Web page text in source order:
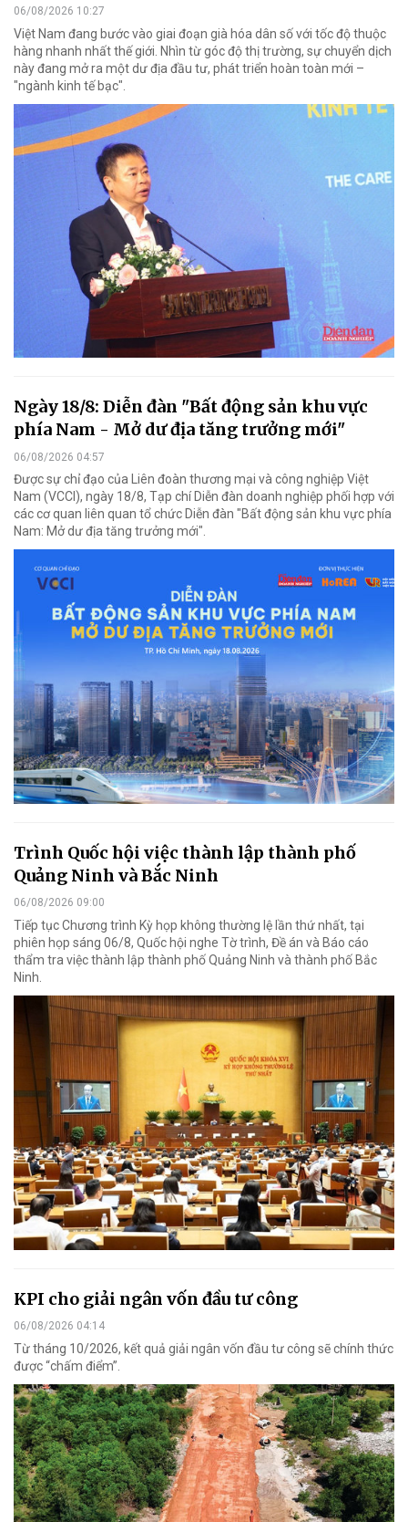
06/08/2026 10:27
Việt Nam đang bước vào giai đoạn già hóa dân số với tốc độ thuộc
hàng nhanh nhất thế giới. Nhìn từ góc độ thị trường, sự chuyển dịch
này đang mở ra một dư địa đầu tư, phát triển hoàn toàn mới –
"ngành kinh tế bạc".
Ngày 18/8: Diễn đàn "Bất động sản khu vực
phía Nam - Mở dư địa tăng trưởng mới"
06/08/2026 04:57
Được sự chỉ đạo của Liên đoàn thương mại và công nghiệp Việt
Nam (VCCI), ngày 18/8, Tạp chí Diễn đàn doanh nghiệp phối hợp với
các cơ quan liên quan tổ chức Diễn đàn "Bất động sản khu vực phía
Nam: Mở dư địa tăng trưởng mới".
Trình Quốc hội việc thành lập thành phố
Quảng Ninh và Bắc Ninh
06/08/2026 09:00
Tiếp tục Chương trình Kỳ họp không thường lệ lần thứ nhất, tại
phiên họp sáng 06/8, Quốc hội nghe Tờ trình, Đề án và Báo cáo
thẩm tra việc thành lập thành phố Quảng Ninh và thành phố Bắc
Ninh.
KPI cho giải ngân vốn đầu tư công
06/08/2026 04:14
Từ tháng 10/2026, kết quả giải ngân vốn đầu tư công sẽ chính thức
được “chấm điểm”.